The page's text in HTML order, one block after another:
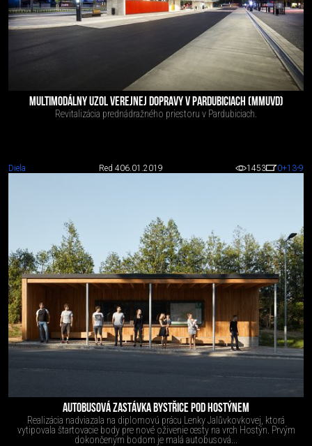
MULTIMODÁLNY UZOL VEREJNEJ DOPRAVY V PARDUBICIACH (MMUVD)
Revitalizácia prednádražného priestoru v Pardubiciach.
Diela Red 406.01.2019 1453 0+13-9
AUTOBUSOVÁ ZASTÁVKA BYSTŘICE POD HOSTÝNEM
Realizácia nadviazala na diplomovú prácu Lenky Jalůvkovkovej, ktorá
vytipovala štartovacie body pre nové oživenie cesty na vrch Hostýn. Prvým
dokončeným bodom je malá autobusová...